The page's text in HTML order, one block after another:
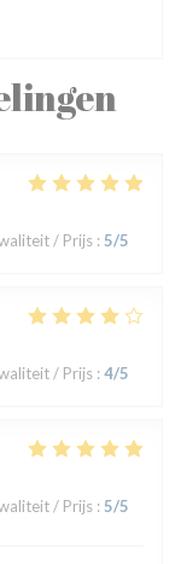
/ Prijs : 5/5
/ Prijs : 4/5
/ Prijs : 5/5